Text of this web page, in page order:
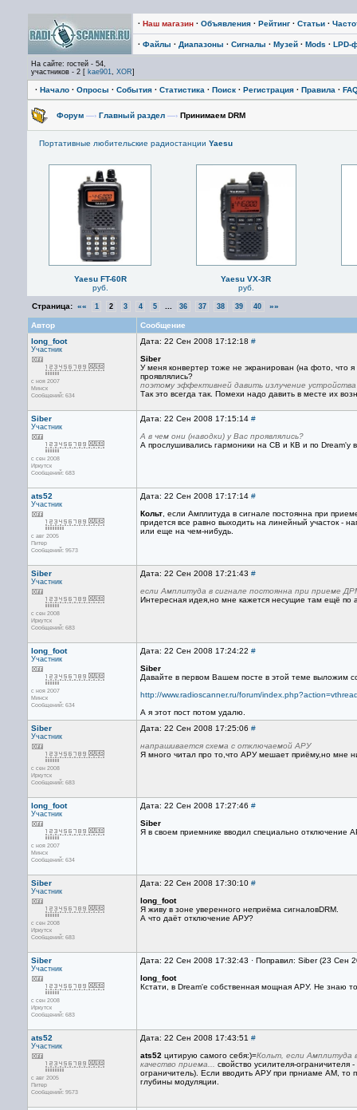
· Наш магазин · Объявления · Рейтинг · Статьи ·
· Файлы · Диапазоны · Сигналы · Музей · Mods · LPD-
На сайте: гостей - 54,
участников - 2 [ kae901, XOR]
· Начало · Опросы · События · Статистика · Поиск · Регистрация · Правила ·
Форум —› Главный раздел —› Принимаем DRM
Портативные любительские радиостанции Yaesu
Yaesu FT-60R
руб.
Yaesu VX-3R
руб.
Страница: «« 1 2 3 4 5 36 37 38 39 40 »»
Автор
Сообщение
long_foot
Участник
с ноя 2007
Минск
Сообщений: 634
Дата: 22 Сен 2008 17:12:18 #
Siber
У меня конвертер тоже не экранирован (на фото, что
проявлялись?
поэтому эффективней давить излучение устройства
Так это всегда так. Помехи надо давить в месте их
Siber
Участник
с сен 2008
Иркутск
Сообщений: 683
Дата: 22 Сен 2008 17:15:14 #
А в чем они (наводки) у Вас проявлялись?
А прослушивались гармоники на СВ и КВ и по Dream'у
ats52
Участник
с авг 2005
Питер
Сообщений: 9573
Дата: 22 Сен 2008 17:17:14 #
Кольт , если Амплитуда в сигнале постоянна при
придется все равно выходить на линейный участок -
или еще на чем-нибудь.
Siber
Участник
с сен 2008
Иркутск
Сообщений: 683
Дата: 22 Сен 2008 17:21:43 #
если Амплитуда в сигнале постоянна при приеме
Интересная идея,но мне кажется несущие там ещё по
long_foot
Участник
с ноя 2007
Минск
Сообщений: 634
Дата: 22 Сен 2008 17:24:22 #
Siber
Давайте в первом Вашем посте в этой теме выложим
http://www.radioscanner.ru/forum/
А я этот пост потом удалю.
Siber
Участник
с сен 2008
Иркутск
Сообщений: 683
Дата: 22 Сен 2008 17:25:06 #
напрашивается схема с отключаемой АРУ
Я много читал про то,что АРУ мешает приёму,но мне
long_foot
Участник
с ноя 2007
Минск
Сообщений: 634
Дата: 22 Сен 2008 17:27:46 #
Siber
Я в своем приемнике вводил специально отключение
Siber
Участник
с сен 2008
Иркутск
Сообщений: 683
Дата: 22 Сен 2008 17:30:10 #
long_foot
Я живу в зоне уверенного неприёма сигналовDRM.
А что даёт отключение АРУ?
Siber
Участник
с сен 2008
Иркутск
Сообщений: 683
Дата: 22 Сен 2008 17:32:43 · Поправил: Siber (23 Сен
long_foot
Кстати, в Dream'e собственная мощная АРУ. Не знаю
ats52
Участник
с авг 2005
Питер
Сообщений: 9573
Дата: 22 Сен 2008 17:43:51 #
ats52 цитирую самого себя:)=Кольт, если Амплитуда
качество приема...
свойство усилителя-
ограничитель). Если вводить АРУ при прниаме АМ, то
глубины модуляции.